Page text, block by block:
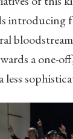
introducing
a one-
less